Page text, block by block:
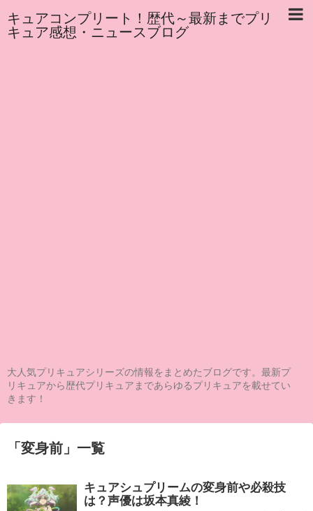
キュアコンプリート！歴代～最新までプリ
キュア感想・ニュースブログ
大人気プリキュアシリーズの情報をまとめたブログです。最新プ
リキュアから歴代プリキュアまであらゆるプリキュアを載せてい
きます！
「 変身前 」 一覧
キュアシュプリームの変身前や必殺技
は？声優は坂本真綾！